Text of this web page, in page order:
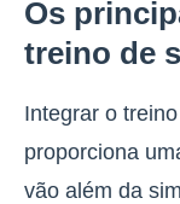
Os
treino de
Integrar o
proporciona
vão além da